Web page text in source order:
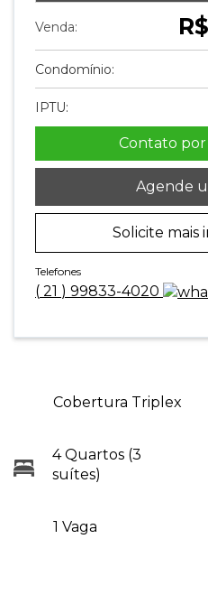
Venda:
Condomínio:
IPTU:
Contato
Agende
Solicite mais
Telefones
( 21 ) 99833-4020
Cobertura Triplex
4 Quartos (3
suítes)
1 Vaga